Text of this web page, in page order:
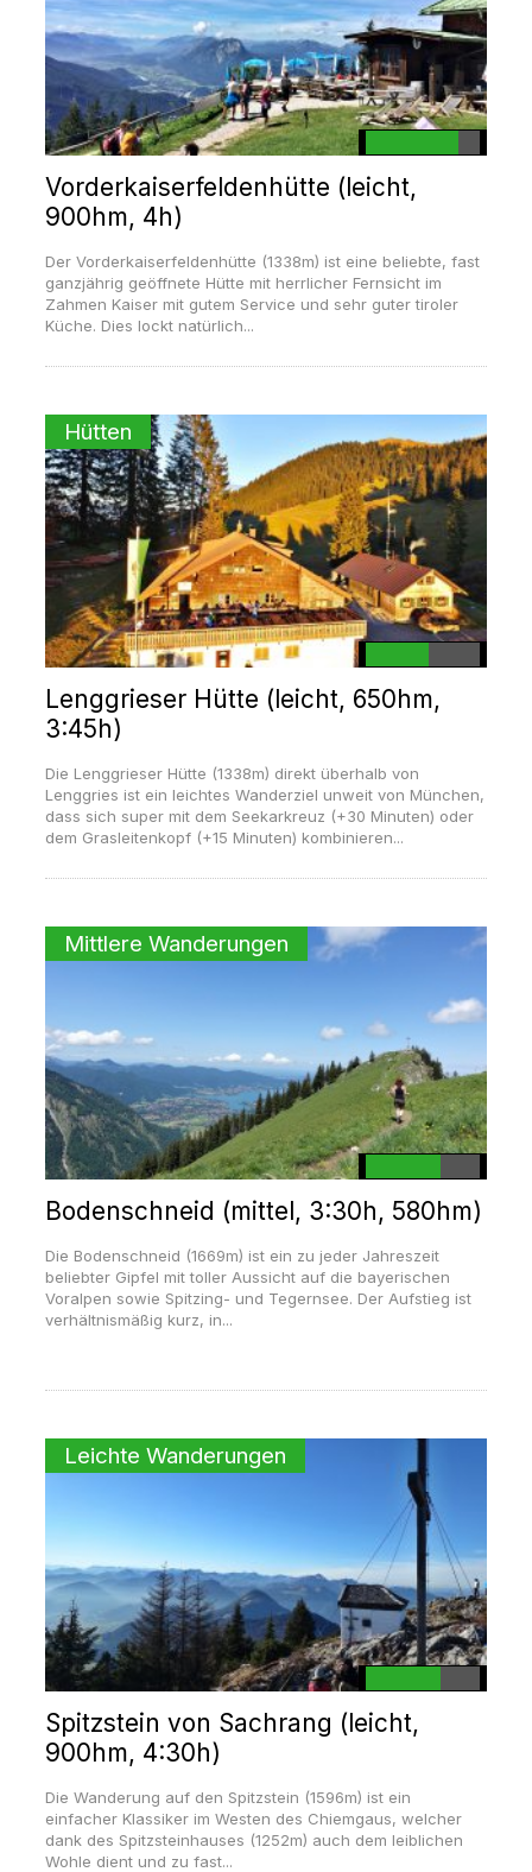
Vorderkaiserfeldenhütte (leicht,
900hm, 4h)
Der Vorderkaiserfeldenhütte (1338m) ist eine beliebte, fast
ganzjährig geöffnete Hütte mit herrlicher Fernsicht im
Zahmen Kaiser mit gutem Service und sehr guter tiroler
Küche. Dies lockt natürlich...
Hütten
Lenggrieser Hütte (leicht, 650hm,
3:45h)
Die Lenggrieser Hütte (1338m) direkt überhalb von
Lenggries ist ein leichtes Wanderziel unweit von München,
dass sich super mit dem Seekarkreuz (+30 Minuten) oder
dem Grasleitenkopf (+15 Minuten) kombinieren...
Mittlere Wanderungen
Bodenschneid (mittel, 3:30h, 580hm)
Die Bodenschneid (1669m) ist ein zu jeder Jahreszeit
beliebter Gipfel mit toller Aussicht auf die bayerischen
Voralpen sowie Spitzing- und Tegernsee. Der Aufstieg ist
verhältnismäßig kurz, in...
Leichte Wanderungen
Spitzstein von Sachrang (leicht,
900hm, 4:30h)
Die Wanderung auf den Spitzstein (1596m) ist ein
einfacher Klassiker im Westen des Chiemgaus, welcher
dank des Spitzsteinhauses (1252m) auch dem leiblichen
Wohle dient und zu fast...